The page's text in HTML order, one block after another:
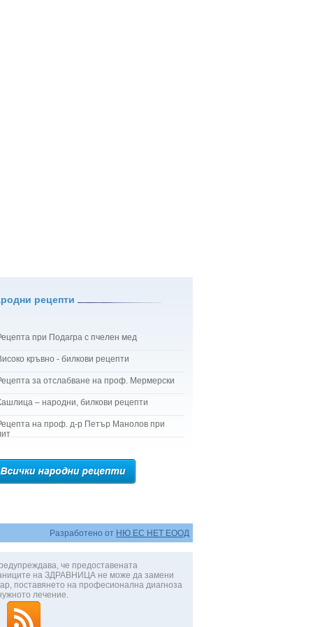
рецепти
при Подагра с пчелен мед
кръвно - билкови рецепти
за отслабване на проф. Мермерски
– народни, билкови рецепти
на проф. д-р Петър Манолов при
Разработено от НЮ ЕС НЕТ ЕООД
че предоставената
на ЗДРАВНИЦА не може да замени
поставянето на професионална диагноза
лечение.